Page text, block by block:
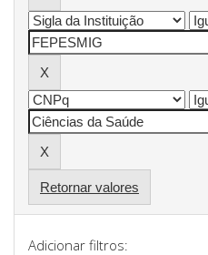
Retornar valores
Adicionar filtros: